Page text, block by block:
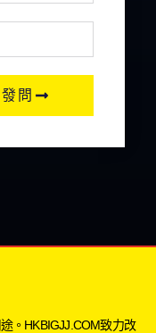
問
。HKBIGJJ.COM致力改